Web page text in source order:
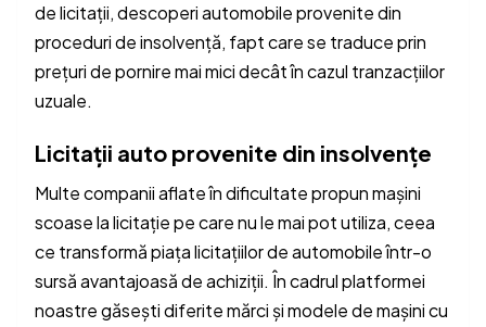
de licitații, descoperi automobile provenite din
proceduri de insolvență, fapt care se traduce prin
prețuri de pornire mai mici decât în cazul tranzacțiilor
uzuale.
Licitații auto provenite din insolvențe
Multe companii aflate în dificultate propun mașini
scoase la licitație pe care nu le mai pot utiliza, ceea
ce transformă piața licitațiilor de automobile într-o
sursă avantajoasă de achiziții. În cadrul platformei
noastre găsești diferite mărci și modele de mașini cu